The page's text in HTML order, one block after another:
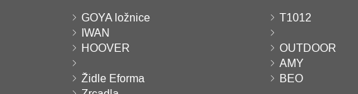
GOYA ložnice T1012
IWAN
HOOVER
OUTDOOR
AMY
Židle Eforma
BEO